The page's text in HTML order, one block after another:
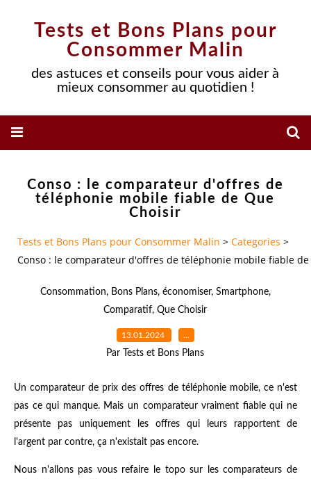
Tests et Bons Plans pour
Consommer Malin
des astuces et conseils pour vous aider à
mieux consommer au quotidien !
Conso : le comparateur d'offres de
téléphonie mobile fiable de Que
Choisir
Tests et Bons Plans pour Consommer Malin > Categories >
Conso : le comparateur d'offres de téléphonie mobile fiable
Consommation, Bons Plans, économiser, Smartphone,
Comparatif,Que Choisir
13.01.2024 …
Par Tests et Bons Plans
Un comparateur de prix des offres de téléphonie mobile, ce n'est
pas ce qui manque. Mais un comparateur vraiment fiable qui ne
présente pas uniquement les offres qui leurs rapportent de
l'argent par contre, ça n'existait pas encore.
Nous n'allons pas vous refaire le topo sur les comparateurs de